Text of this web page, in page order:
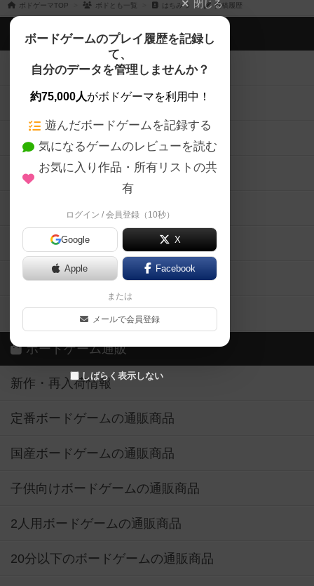
ボドゲーマTOP ボドとも一覧 はちみつ 投稿履歴
閉じる
ボードゲームのプレイ履歴を記録し
て、
自分のデータを管理しませんか？
約75,000人がボドゲーマを利用中！
遊んだボードゲームを記録する
気になるゲームのレビューを読む
お気に入り作品・所有リストの共
有
ログイン / 会員登録（10秒）
Google X
Apple Facebook
または
メールで会員登録
しばらく表示しない
ボドゲーマTOP
ボードゲームを検索する
ボードゲームの新着レビュー
ボードゲーム会情報
メカニクス特集
掲示板・トピックス
ボドとも・会員一覧
ボードゲーム業界コラム
ボドゲーマご利用案内
ボードゲーム通販
新作・再入荷情報
定番ボードゲームの通販商品
国産ボードゲームの通販商品
子供向けボードゲームの通販商品
2人用ボードゲームの通販商品
20分以下のボードゲームの通販商品